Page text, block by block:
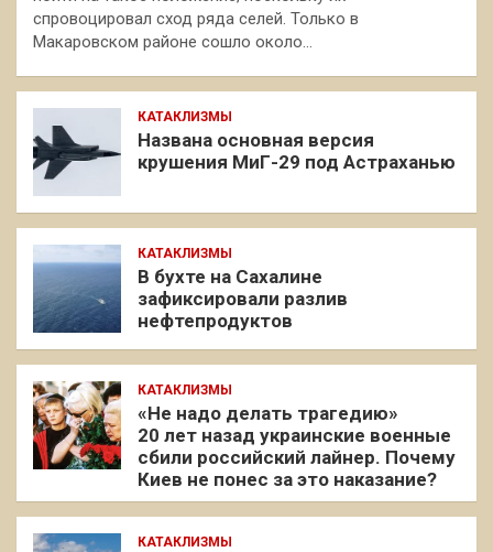
спровоцировал сход ряда селей. Только в
Макаровском районе сошло около…
КАТАКЛИЗМЫ
Названа основная версия
крушения МиГ-29 под Астраханью
КАТАКЛИЗМЫ
В бухте на Сахалине
зафиксировали разлив
нефтепродуктов
КАТАКЛИЗМЫ
«Не надо делать трагедию»
20 лет назад украинские военные
сбили российский лайнер. Почему
Киев не понес за это наказание?
КАТАКЛИЗМЫ